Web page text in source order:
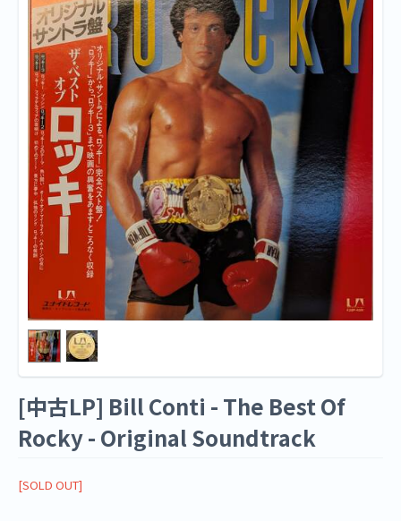
[中古LP] Bill Conti - The Best Of
Rocky - Original Soundtrack
[SOLD OUT]